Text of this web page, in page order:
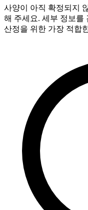
사양이 아직 확정되지
해 주세요. 세부 정보를
산정을 위한 가장 적합